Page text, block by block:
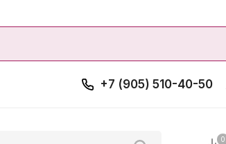
+7 (905) 510-40-50
0